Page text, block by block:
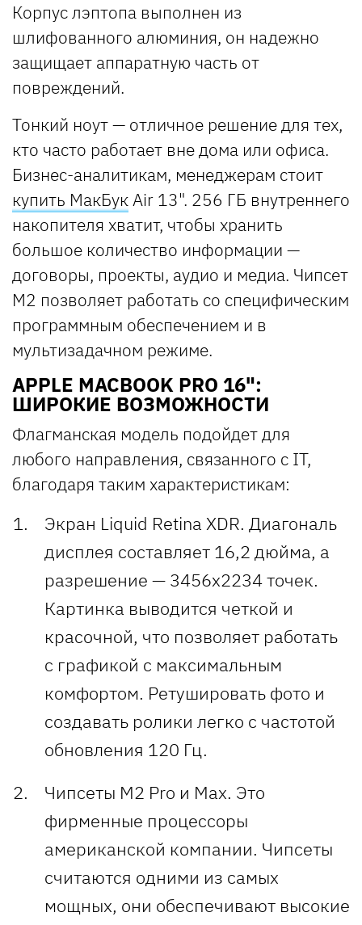
Корпус лэптопа выполнен из
шлифованного алюминия, он надежно
защищает аппаратную часть от
повреждений.
Тонкий ноут — отличное решение для тех,
кто часто работает вне дома или офиса.
Бизнес-аналитикам, менеджерам стоит
купить МакБукAir 13". 256 ГБ внутреннего
накопителя хватит, чтобы хранить
большое количество информации —
договоры, проекты, аудио и медиа. Чипсет
M2 позволяет работать со специфическим
программным обеспечением и в
мультизадачном режиме.
APPLE MACBOOK PRO 16":
ШИРОКИЕ ВОЗМОЖНОСТИ
Флагманская модель подойдет для
любого направления, связанного с IT,
благодаря таким характеристикам:
Экран Liquid Retina XDR. Диагональ
дисплея составляет 16,2 дюйма, а
разрешение — 3456x2234 точек.
Картинка выводится четкой и
красочной, что позволяет работать
с графикой с максимальным
комфортом. Ретушировать фото и
создавать ролики легко с частотой
обновления 120 Гц.
Чипсеты M2 Pro и Max. Это
фирменные процессоры
американской компании. Чипсеты
считаются одними из самых
мощных, они обеспечивают высокие